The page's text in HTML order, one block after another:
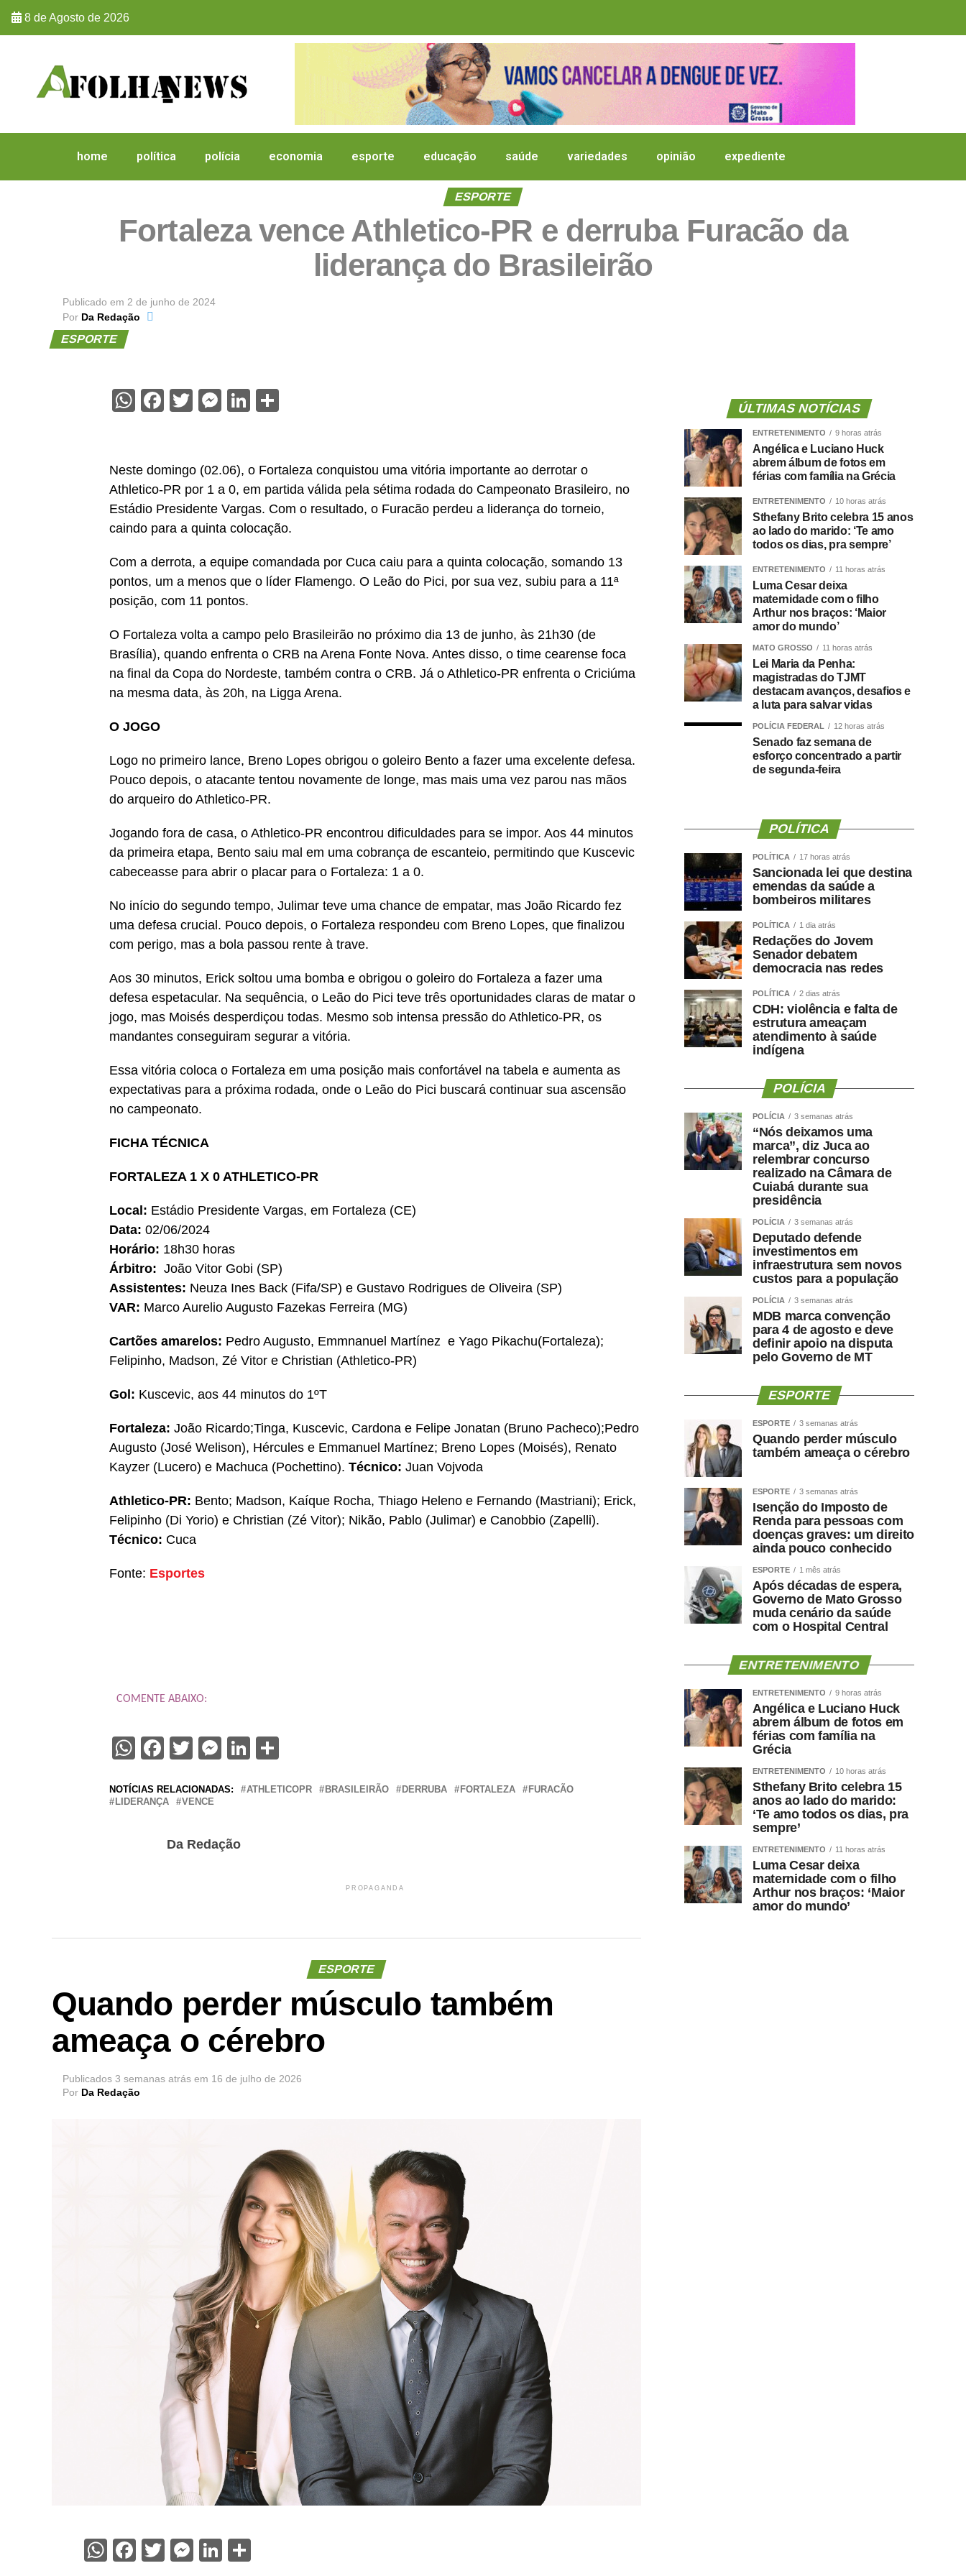
8 de Agosto de 2026
home política polícia economia esporte educação saúde variedades opinião expediente
ESPORTE
Fortaleza vence Athletico-PR e derruba Furacão da
liderança do Brasileirão
Publicado em 2 de junho de 2024
Por Da Redação
ESPORTE
WhatsApp
Facebook
TwitterMessenger
LinkedIn
Neste domingo (02.06), o Fortaleza conquistou uma vitória importante ao derrotar o
Athletico-PR por 1 a 0, em partida válida pela sétima rodada do Campeonato Brasileiro, no
Estádio Presidente Vargas. Com o resultado, o Furacão perdeu a liderança do torneio,
caindo para a quinta colocação.
Com a derrota, a equipe comandada por Cuca caiu para a quinta colocação, somando 13
pontos, um a menos que o líder Flamengo. O Leão do Pici, por sua vez, subiu para a 11ª
posição, com 11 pontos.
O Fortaleza volta a campo pelo Brasileirão no próximo dia 13 de junho, às 21h30 (de
Brasília), quando enfrenta o CRB na Arena Fonte Nova. Antes disso, o time cearense foca
na final da Copa do Nordeste, também contra o CRB. Já o Athletico-PR enfrenta o Criciúma
na mesma data, às 20h, na Ligga Arena.
O JOGO
Logo no primeiro lance, Breno Lopes obrigou o goleiro Bento a fazer uma excelente defesa.
Pouco depois, o atacante tentou novamente de longe, mas mais uma vez parou nas mãos
do arqueiro do Athletico-PR.
Jogando fora de casa, o Athletico-PR encontrou dificuldades para se impor. Aos 44 minutos
da primeira etapa, Bento saiu mal em uma cobrança de escanteio, permitindo que Kuscevic
cabeceasse para abrir o placar para o Fortaleza: 1 a 0.
No início do segundo tempo, Julimar teve uma chance de empatar, mas João Ricardo fez
uma defesa crucial. Pouco depois, o Fortaleza respondeu com Breno Lopes, que finalizou
com perigo, mas a bola passou rente à trave.
Aos 30 minutos, Erick soltou uma bomba e obrigou o goleiro do Fortaleza a fazer uma
defesa espetacular. Na sequência, o Leão do Pici teve três oportunidades claras de matar o
jogo, mas Moisés desperdiçou todas. Mesmo sob intensa pressão do Athletico-PR, os
mandantes conseguiram segurar a vitória.
Essa vitória coloca o Fortaleza em uma posição mais confortável na tabela e aumenta as
expectativas para a próxima rodada, onde o Leão do Pici buscará continuar sua ascensão
no campeonato.
FICHA TÉCNICA
FORTALEZA 1 X 0 ATHLETICO-PR
Local: Estádio Presidente Vargas, em Fortaleza (CE)
Data: 02/06/2024
Horário: 18h30 horas
Árbitro: João Vitor Gobi (SP)
Assistentes: Neuza Ines Back (Fifa/SP) e Gustavo Rodrigues de Oliveira (SP)
VAR: Marco Aurelio Augusto Fazekas Ferreira (MG)
Cartões amarelos: Pedro Augusto, Emmnanuel Martínez e Yago Pikachu(Fortaleza);
Felipinho, Madson, Zé Vitor e Christian (Athletico-PR)
Gol: Kuscevic, aos 44 minutos do 1ºT
Fortaleza: João Ricardo;Tinga, Kuscevic, Cardona e Felipe Jonatan (Bruno Pacheco);Pedro
Augusto (José Welison), Hércules e Emmanuel Martínez; Breno Lopes (Moisés), Renato
Kayzer (Lucero) e Machuca (Pochettino). Técnico: Juan Vojvoda
Athletico-PR: Bento; Madson, Kaíque Rocha, Thiago Heleno e Fernando (Mastriani); Erick,
Felipinho (Di Yorio) e Christian (Zé Vitor); Nikão, Pablo (Julimar) e Canobbio (Zapelli).
Técnico: Cuca
Fonte: Esportes
COMENTE ABAIXO:
WhatsApp
Facebook
TwitterMessenger
LinkedIn
NOTÍCIAS RELACIONADAS: ATHLETICOPR BRASILEIRÃO DERRUBA FORTALEZA
FURACÃO
LIDERANÇA
VENCE
Da Redação
PROPAGANDA
ESPORTE
Quando perder músculo também
ameaça o cérebro
Publicados 3 semanas atrás em 16 de julho de 2026
Por Da Redação
WhatsApp
Facebook
TwitterMessenger
LinkedIn
ÚLTIMAS NOTÍCIAS
ENTRETENIMENTO 9 horas atrás
Angélica e Luciano Huck
abrem álbum de fotos em
férias com família na Grécia
ENTRETENIMENTO 10 horas atrás
Sthefany Brito celebra 15 anos
ao lado do marido: ‘Te amo
todos os dias, pra sempre’
ENTRETENIMENTO 11 horas atrás
Luma Cesar deixa
maternidade com o filho
Arthur nos braços: ‘Maior
amor do mundo’
MATO GROSSO 11 horas atrás
Lei Maria da Penha:
magistradas do TJMT
destacam avanços, desafios e
a luta para salvar vidas
POLÍCIA FEDERAL 12 horas atrás
Senado faz semana de
esforço concentrado a partir
de segunda-feira
POLÍTICA
POLÍTICA 17 horas atrás
Sancionada lei que destina
emendas da saúde a
bombeiros militares
POLÍTICA 1 dia atrás
Redações do Jovem
Senador debatem
democracia nas redes
POLÍTICA 2 dias atrás
CDH: violência e falta de
estrutura ameaçam
atendimento à saúde
indígena
POLÍCIA
POLÍCIA 3 semanas atrás
“Nós deixamos uma
marca”, diz Juca ao
relembrar concurso
realizado na Câmara de
Cuiabá durante sua
presidência
POLÍCIA 3 semanas atrás
Deputado defende
investimentos em
infraestrutura sem novos
custos para a população
POLÍCIA 3 semanas atrás
MDB marca convenção
para 4 de agosto e deve
definir apoio na disputa
pelo Governo de MT
ESPORTE
ESPORTE 3 semanas atrás
Quando perder músculo
também ameaça o cérebro
ESPORTE 3 semanas atrás
Isenção do Imposto de
Renda para pessoas com
doenças graves: um direito
ainda pouco conhecido
ESPORTE 1 mês atrás
Após décadas de espera,
Governo de Mato Grosso
muda cenário da saúde
com o Hospital Central
ENTRETENIMENTO
ENTRETENIMENTO 9 horas atrás
Angélica e Luciano Huck
abrem álbum de fotos em
férias com família na
Grécia
ENTRETENIMENTO 10 horas atrás
Sthefany Brito celebra 15
anos ao lado do marido:
‘Te amo todos os dias, pra
sempre’
ENTRETENIMENTO 11 horas atrás
Luma Cesar deixa
maternidade com o filho
Arthur nos braços: ‘Maior
amor do mundo’